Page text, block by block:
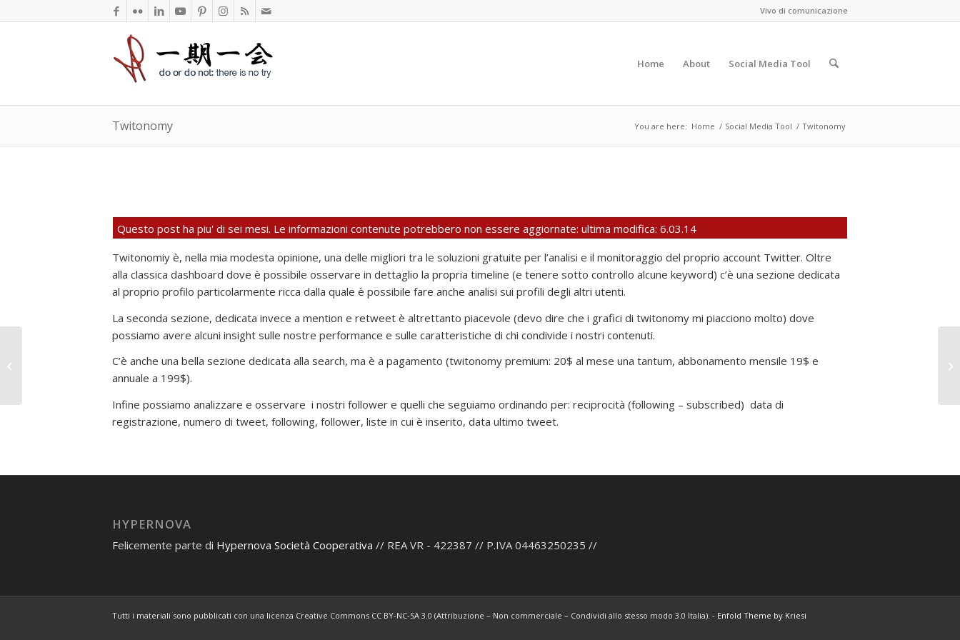
Vivo di comunicazione
Home About Social Media Tool
Twitonomy You are here: Home / Social Media Tool / Twitonomy
Questo post ha piu' di sei mesi. Le informazioni contenute potrebbero non essere aggiornate: ultima modifica: 6.03.14
Twitonomiy è, nella mia modesta opinione, una delle migliori tra le soluzioni gratuite per l’analisi e il monitoraggio del proprio account Twitter. Oltre
alla classica dashboard dove è possibile osservare in dettaglio la propria timeline (e tenere sotto controllo alcune keyword) c’è una sezione dedicata
al proprio profilo particolarmente ricca dalla quale è possibile fare anche analisi sui profili degli altri utenti.
La seconda sezione, dedicata invece a mention e retweet è altrettanto piacevole (devo dire che i grafici di twitonomy mi piacciono molto) dove
possiamo avere alcuni insight sulle nostre performance e sulle caratteristiche di chi condivide i nostri contenuti.
C’è anche una bella sezione dedicata alla search, ma è a pagamento (twitonomy premium: 20$ al mese una tantum, abbonamento mensile 19$ e
annuale a 199$).
Infine possiamo analizzare e osservare i nostri follower e quelli che seguiamo ordinando per: reciprocità (following – subscribed) data di
registrazione, numero di tweet, following, follower, liste in cui è inserito, data ultimo tweet.
HYPERNOVA
Felicemente parte di Hypernova Società Cooperativa // REA VR - 422387 // P.IVA 04463250235 //
Tutti i materiali sono pubblicati con una licenza Creative Commons CC BY-NC-SA 3.0 (Attribuzione – Non commerciale – Condividi allo stesso modo 3.0 Italia). - Enfold Theme by Kriesi